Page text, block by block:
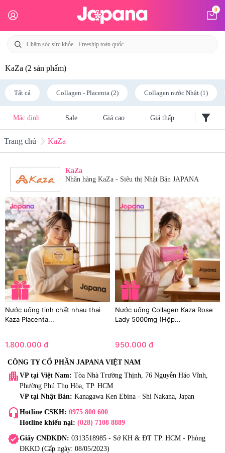
0
KaZa (2 sản phẩm)
Tất cả Collagen - Placenta (2) Collagen nước Nhật (1)
Mặc định Sale Giá cao Giá thấp filter_alt
Trang chủ KaZa
KaZa
Nhãn hàng KaZa - Siêu thị Nhật Bản JAPANA
Nước uống tinh chất nhau thai
Kaza Placenta...
1.800.000 đ
Nước uống Collagen Kaza Rose
Lady 5000mg (Hộp...
950.000 đ
CÔNG TY CỔ PHẦN JAPANA VIỆT NAM
apartment VP tại Việt Nam: Tòa Nhà Trường Thịnh, 76 Nguyễn Háo Vĩnh,
Phường Phú Thọ Hòa, TP. HCM
VP tại Nhật Bản: Kanagawa Ken Ebina - Shi Nakana, Japan
headset_mic Hotline CSKH: 0975 800 600
Hotline khiếu nại: (028) 7108 8889
verifiedGiấy CNĐKDN: 0313518985 - Sở KH & ĐT TP. HCM - Phòng
ĐKKD (Cấp ngày: 08/05/2023)